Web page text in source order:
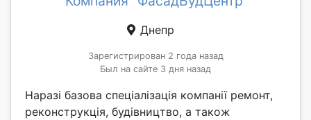
Днепр
Зарегистрирован 2 года назад
Был на сайте 3 дня назад
Наразі базова спеціалізація компанії ремонт,
реконструкція, будівництво, а також